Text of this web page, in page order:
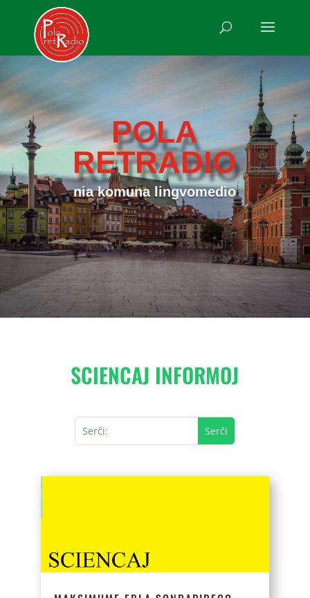
POLA
RETRADIO
nia komuna lingvomedio
SCIENCAJ INFORMOJ